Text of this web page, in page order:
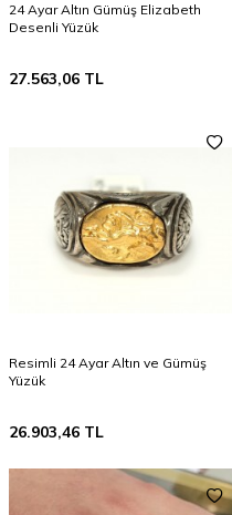
24 Ayar Altın Gümüş Elizabeth
Desenli Yüzük
27.563,06 TL
Resimli 24 Ayar Altın ve Gümüş
Yüzük
26.903,46 TL